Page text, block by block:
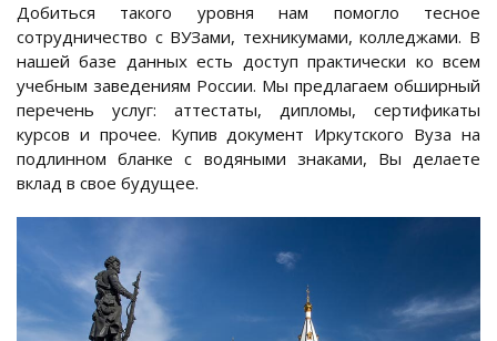
Добиться такого уровня нам помогло тесное
сотрудничество с ВУЗами, техникумами, колледжами. В
нашей базе данных есть доступ практически ко всем
учебным заведениям России. Мы предлагаем обширный
перечень услуг: аттестаты, дипломы, сертификаты
курсов и прочее. Купив документ Иркутского Вуза на
подлинном бланке с водяными знаками, Вы делаете
вклад в свое будущее.